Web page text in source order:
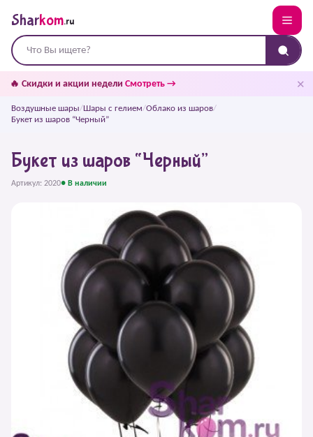
Sharkom.ru
🔥 Скидки и акции недели Смотреть → ✕
Воздушные шары/Шары с гелием/Облако из шаров/
Букет из шаров “Черный”
Букет из шаров “Черный”
Артикул: 2020● В наличии